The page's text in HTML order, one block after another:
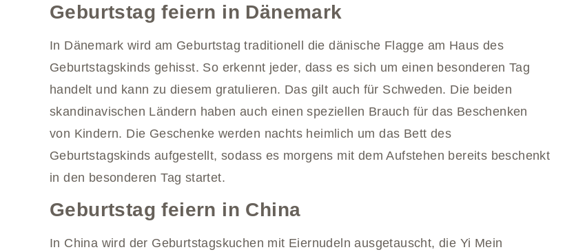
Geburtstag feiern in Dänemark
In Dänemark wird am Geburtstag traditionell die dänische Flagge am Haus des
Geburtstagskinds gehisst. So erkennt jeder, dass es sich um einen besonderen Tag
handelt und kann zu diesem gratulieren. Das gilt auch für Schweden. Die beiden
skandinavischen Ländern haben auch einen speziellen Brauch für das Beschenken
von Kindern. Die Geschenke werden nachts heimlich um das Bett des
Geburtstagskinds aufgestellt, sodass es morgens mit dem Aufstehen bereits beschenkt
in den besonderen Tag startet.
Geburtstag feiern in China
In China wird der Geburtstagskuchen mit Eiernudeln ausgetauscht, die Yi Mein